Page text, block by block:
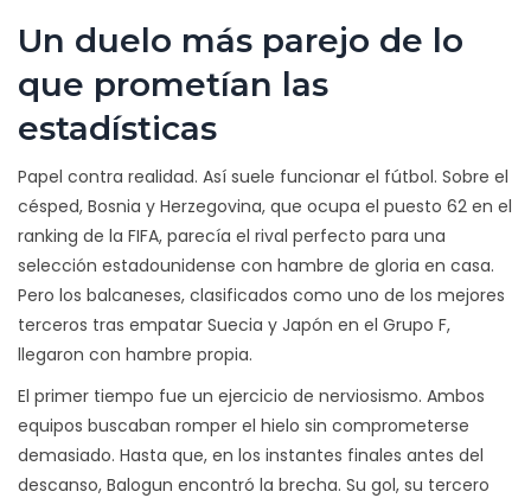
Un duelo más parejo de lo
que prometían las
estadísticas
Papel contra realidad. Así suele funcionar el fútbol. Sobre el
césped, Bosnia y Herzegovina, que ocupa el puesto 62 en el
ranking de la FIFA, parecía el rival perfecto para una
selección estadounidense con hambre de gloria en casa.
Pero los balcaneses, clasificados como uno de los mejores
terceros tras empatar Suecia y Japón en el Grupo F,
llegaron con hambre propia.
El primer tiempo fue un ejercicio de nerviosismo. Ambos
equipos buscaban romper el hielo sin comprometerse
demasiado. Hasta que, en los instantes finales antes del
descanso, Balogun encontró la brecha. Su gol, su tercero